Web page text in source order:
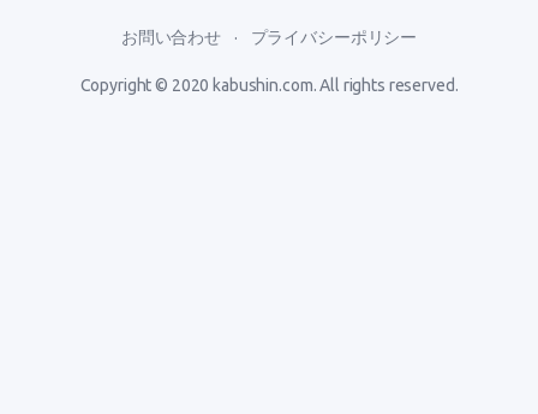
お問い合わせ プライバシーポリシー
Copyright © 2020 kabushin.com. All rights reserved.